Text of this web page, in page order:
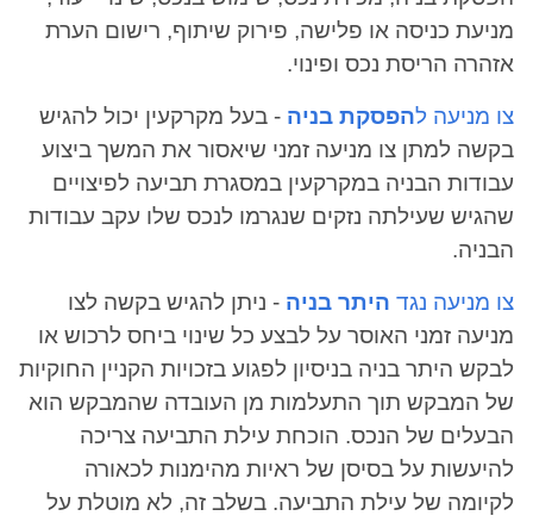
מניעת כניסה או פלישה, פירוק שיתוף, רישום הערת
אזהרה הריסת נכס ופינוי.
צו מניעה להפסקת בניה - בעל מקרקעין יכול להגיש
בקשה למתן צו מניעה זמני שיאסור את המשך ביצוע
עבודות הבניה במקרקעין במסגרת תביעה לפיצויים
שהגיש שעילתה נזקים שנגרמו לנכס שלו עקב עבודות
הבניה.
צו מניעה נגד היתר בניה - ניתן להגיש בקשה לצו
מניעה זמני האוסר על לבצע כל שינוי ביחס לרכוש או
לבקש היתר בניה בניסיון לפגוע בזכויות הקניין החוקיות
של המבקש תוך התעלמות מן העובדה שהמבקש הוא
הבעלים של הנכס. הוכחת עילת התביעה צריכה
להיעשות על בסיסן של ראיות מהימנות לכאורה
לקיומה של עילת התביעה. בשלב זה, לא מוטלת על